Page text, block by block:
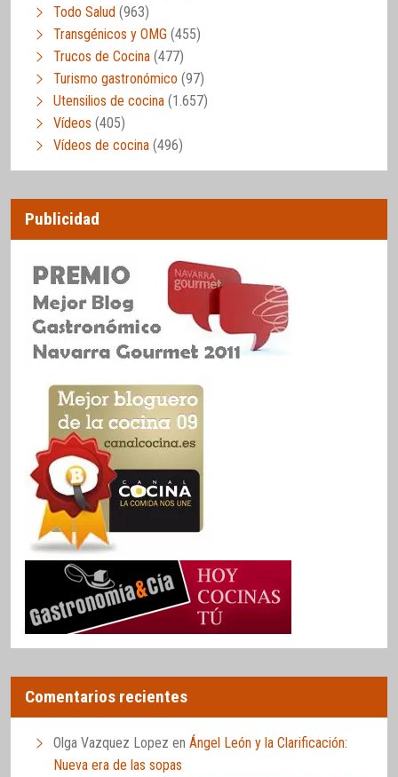
Todo Salud (963)
Transgénicos y OMG (455)
Trucos de Cocina (477)
Turismo gastronómico (97)
Utensilios de cocina (1.657)
Vídeos (405)
Vídeos de cocina (496)
Publicidad
Comentarios recientes
Olga Vazquez Lopez en Ángel León y la Clarificación:
Nueva era de las sopas